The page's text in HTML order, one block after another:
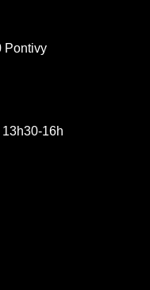
Pontivy
16h